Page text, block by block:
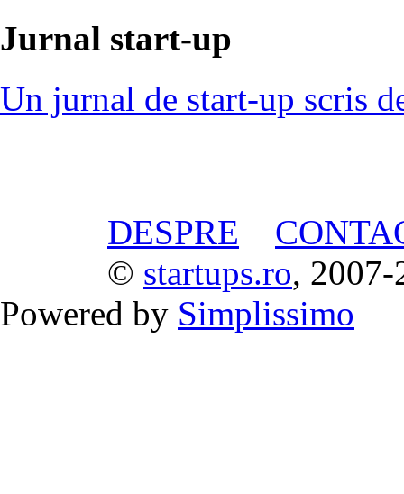
Jurnal start-up
Un jurnal de start-up scris
DESPRE
© startups.ro, 2007-
Powered by Simplissimo